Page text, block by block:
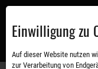
Zum
Einwilligung zu
Auf dieser Website nutzen
zur Verarbeitung von